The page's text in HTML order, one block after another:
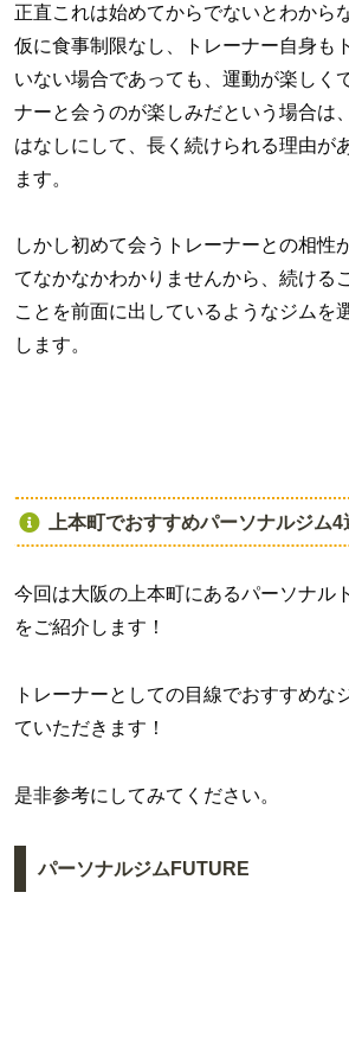
正直これは始めてからでないとわから
仮に食事制限なし、トレーナー自身も
いない場合であっても、運動が楽しく
ナーと会うのが楽しみだという場合は
はなしにして、長く続けられる理由が
ます。
しかし初めて会うトレーナーとの相性
てなかなかわかりませんから、続ける
ことを前面に出しているようなジムを
します。
上本町でおすすめパーソナルジム4
今回は大阪の上本町にあるパーソナル
をご紹介します！
トレーナーとしての目線でおすすめな
ていただきます！
是非参考にしてみてください。
パーソナルジムFUTURE